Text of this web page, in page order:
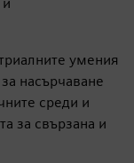
на
Siemens